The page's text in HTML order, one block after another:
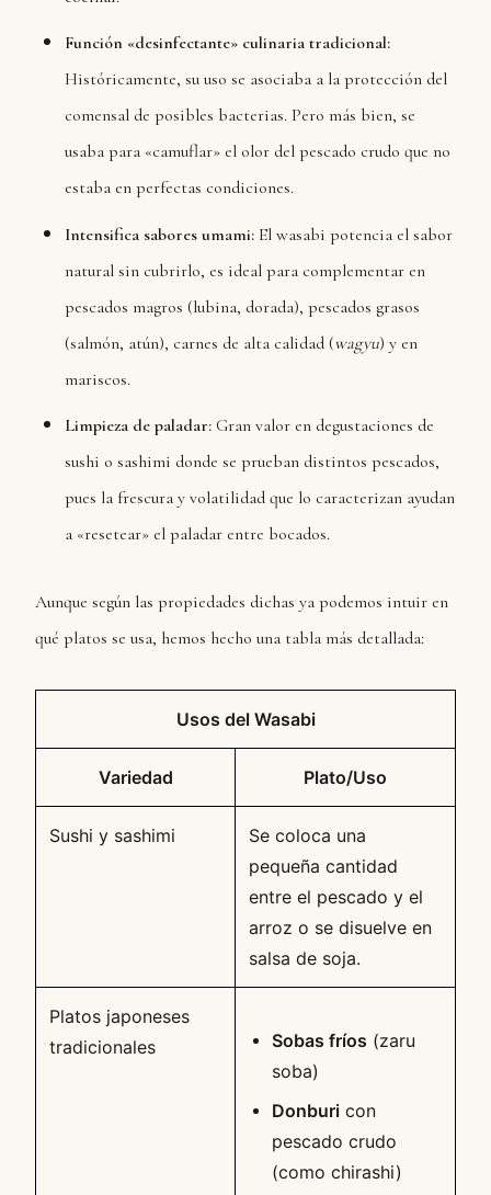
Función «desinfectante» culinaria tradicional:
Históricamente, su uso se asociaba a la protección del
comensal de posibles bacterias. Pero más bien, se
usaba para «camuflar» el olor del pescado crudo que no
estaba en perfectas condiciones.
Intensifica sabores umami:El wasabi potencia el sabor
natural sin cubrirlo, es ideal para complementar en
pescados magros (lubina, dorada), pescados grasos
(salmón, atún), carnes de alta calidad (wagyu) y en
mariscos.
Limpieza de paladar:Gran valor en degustaciones de
sushi o sashimi donde se prueban distintos pescados,
pues la frescura y volatilidad que lo caracterizan ayudan
a «resetear» el paladar entre bocados.
Aunque según las propiedades dichas ya podemos intuir en
qué platos se usa, hemos hecho una tabla más detallada:
Usos del Wasabi
Variedad Plato/Uso
Sushi y sashimi
Se coloca una
pequeña cantidad
entre el pescado y el
arroz o se disuelve en
salsa de soja.
Platos japoneses
tradicionales
Sobas fríos (zaru
soba)
Donburi con
pescado crudo
(como chirashi)